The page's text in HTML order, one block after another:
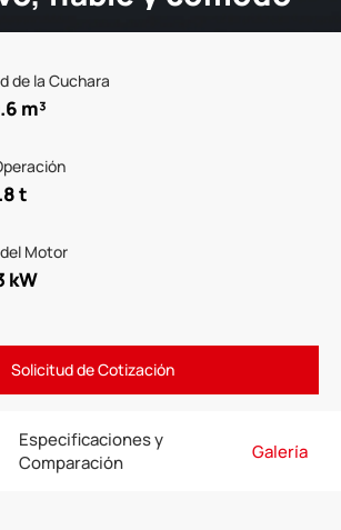
de la Cuchara
m³
t
Motor
kW
Solicitud de Cotización
Especificaciones y
Comparación
Galería